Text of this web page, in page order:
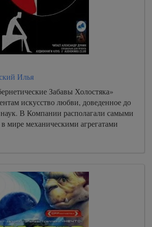
Илья
Забавы Холостяка»
искусство любви, доведенное до
В Компании располагали самыми
мире механическими агрегатами